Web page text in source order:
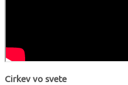
Cirkev vo svete